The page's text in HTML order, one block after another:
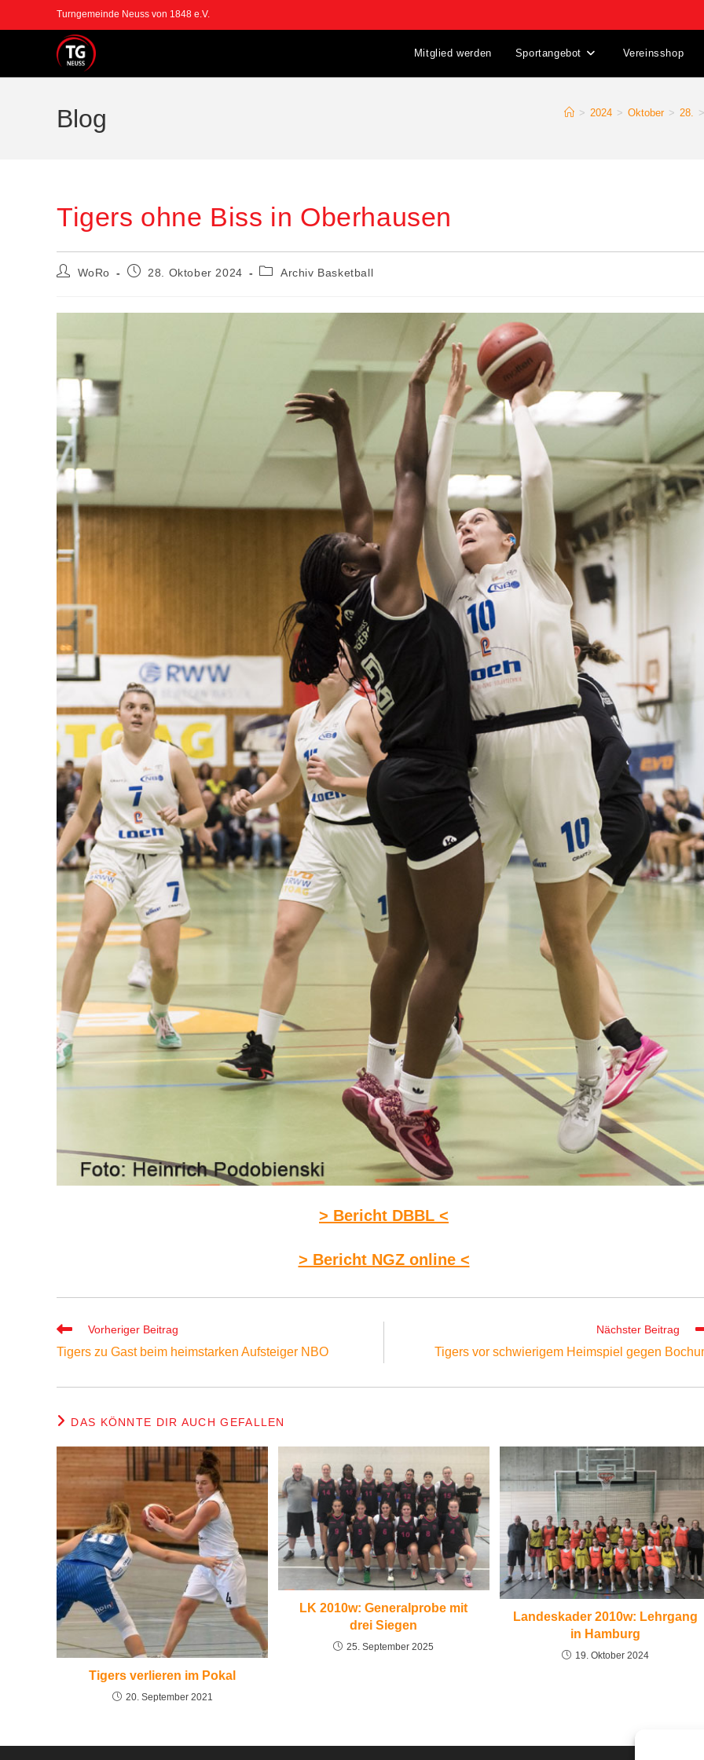
Inhalt
Turngemeinde Neuss von 1848 e.V.
Mitglied werden Sportangebot Vereinsshop
Blog > 2024 > Oktober > 28. >
Tigers ohne Biss in Oberhausen
Beitrags-
WoRo
Beitrag28. Oktober 2024
Beitrags-
Archiv Basketball
> Bericht DBBL <
> Bericht NGZ online <
Weitere
ansehen
Vorheriger Beitrag
Tigers zu Gast beim heimstarken Aufsteiger NBO
Nächster Beitrag
Tigers vor schwierigem Heimspiel gegen
DAS KÖNNTE DIR AUCH GEFALLEN
Tigers verlieren im Pokal
20. September 2021
LK 2010w: Generalprobe mit
drei Siegen
25. September 2025
Landeskader 2010w: Lehrgang
in Hamburg
19. Oktober 2024